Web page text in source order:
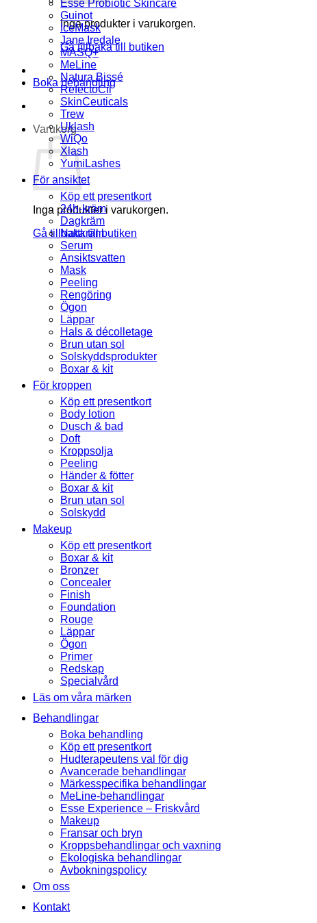
Inga produkter i varukorgen.
Gå tillbaka till butiken
Boka behandling
Varukorg
Inga produkter i varukorgen.
Gå tillbaka till butiken
Esse Probiotic Skincare
Guinot
IceMask
Jane Iredale
MASQ+
MeLine
Natura Bissé
RefectoCil
SkinCeuticals
Trew
Uklash
WiQo
Xlash
YumiLashes
För ansiktet
Köp ett presentkort
24h-kräm
Dagkräm
Nattkräm
Serum
Ansiktsvatten
Mask
Peeling
Rengöring
Ögon
Läppar
Hals & décolletage
Brun utan sol
Solskyddsprodukter
Boxar & kit
För kroppen
Köp ett presentkort
Body lotion
Dusch & bad
Doft
Kroppsolja
Peeling
Händer & fötter
Boxar & kit
Brun utan sol
Solskydd
Makeup
Köp ett presentkort
Boxar & kit
Bronzer
Concealer
Finish
Foundation
Rouge
Läppar
Ögon
Primer
Redskap
Specialvård
Läs om våra märken
Behandlingar
Boka behandling
Köp ett presentkort
Hudterapeutens val för dig
Avancerade behandlingar
Märkesspecifika behandlingar
MeLine-behandlingar
Esse Experience – Friskvård
Makeup
Fransar och bryn
Kroppsbehandlingar och vaxning
Ekologiska behandlingar
Avbokningspolicy
Om oss
Kontakt